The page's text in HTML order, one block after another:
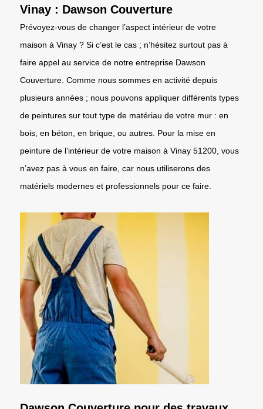
Vinay : Dawson Couverture
Prévoyez-vous de changer l’aspect intérieur de votre
maison à Vinay ? Si c’est le cas ; n’hésitez surtout pas à
faire appel au service de notre entreprise Dawson
Couverture. Comme nous sommes en activité depuis
plusieurs années ; nous pouvons appliquer différents types
de peintures sur tout type de matériau de votre mur : en
bois, en béton, en brique, ou autres. Pour la mise en
peinture de l’intérieur de votre maison à Vinay 51200, vous
n’avez pas à vous en faire, car nous utiliserons des
matériels modernes et professionnels pour ce faire.